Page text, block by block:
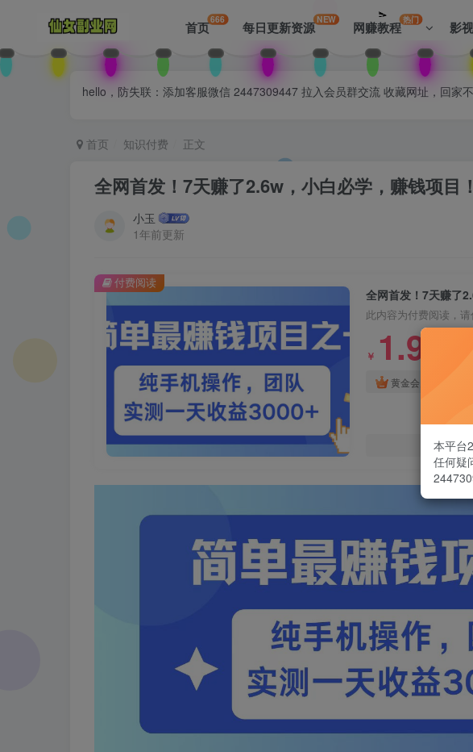
首页666 每日更新资源NEW 网赚教程热门 影
hello，防失联：添加客服微信 2447309447 拉入会员群交流 收藏网址，回家
首页 知识付费 正文
全网首发！7天赚了2.6w，小白必学，赚钱项目！
小玉
1年前更新
全网首发！7天赚了
此内容为付费阅读，
￥ 1.99
黄金会员
付费阅读
本平台
任何疑